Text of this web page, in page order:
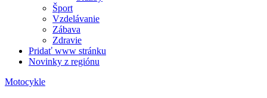
Šport
Vzdelávanie
Zábava
Zdravie
Pridať www stránku
Novinky z regiónu
Motocykle